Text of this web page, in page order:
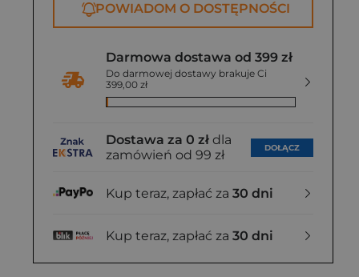
POWIADOM O DOSTĘPNOŚCI
Darmowa dostawa od 399 zł
Do darmowej dostawy brakuje Ci
399,00 zł
Dostawa za 0 zł dla
zamówień od 99 zł
DOŁĄCZ
Kup teraz, zapłać za 30 dni
Kup teraz, zapłać za 30 dni